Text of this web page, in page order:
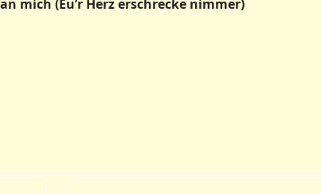
mich (Eu’r Herz erschrecke nimmer)